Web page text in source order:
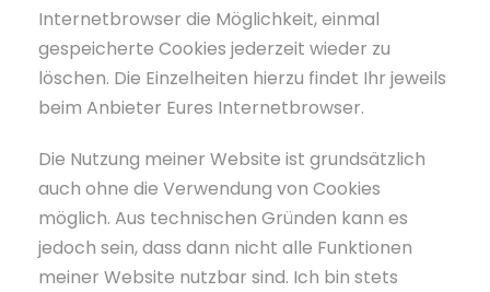
Internetbrowser die Möglichkeit, einmal
gespeicherte Cookies jederzeit wieder zu
löschen. Die Einzelheiten hierzu findet Ihr jeweils
beim Anbieter Eures Internetbrowser.
Die Nutzung meiner Website ist grundsätzlich
auch ohne die Verwendung von Cookies
möglich. Aus technischen Gründen kann es
jedoch sein, dass dann nicht alle Funktionen
meiner Website nutzbar sind. Ich bin stets